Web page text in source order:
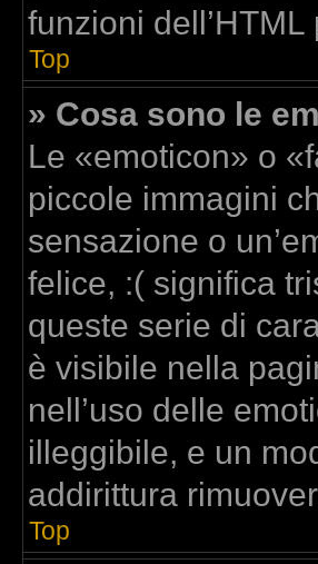
funzioni
Top
» Cosa sono le
Le «emoticon» o
piccole immagini
sensazione o
felice, :( significa
queste serie di
è visibile nella
nell’uso delle
illeggibile, e un
addirittura
Top